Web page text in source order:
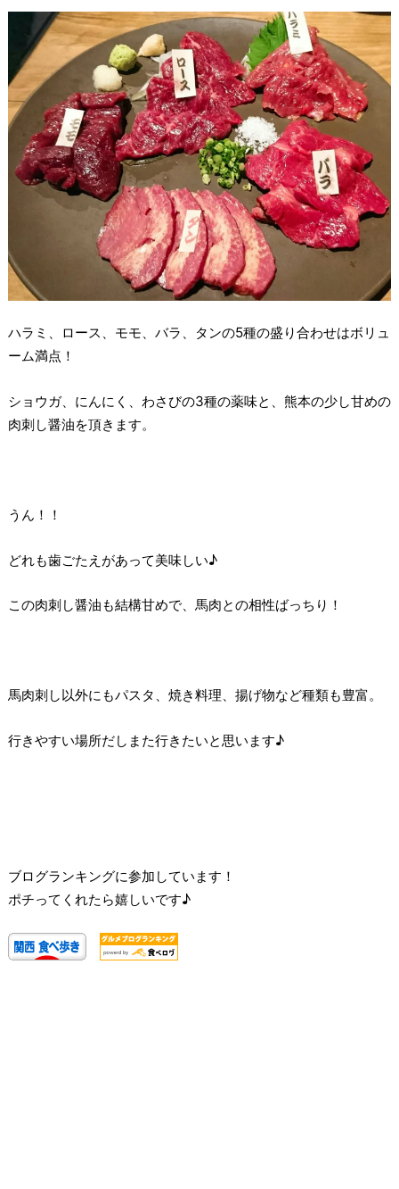
ハラミ、ロース、モモ、バラ、タンの5種の盛り合わせはボリュ
ーム満点！
ショウガ、にんにく、わさびの3種の薬味と、熊本の少し甘めの
肉刺し醤油を頂きます。
うん！！
どれも歯ごたえがあって美味しい♪
この肉刺し醤油も結構甘めで、馬肉との相性ばっちり！
馬肉刺し以外にもパスタ、焼き料理、揚げ物など種類も豊富。
行きやすい場所だしまた行きたいと思います♪
ブログランキングに参加しています！
ポチってくれたら嬉しいです♪